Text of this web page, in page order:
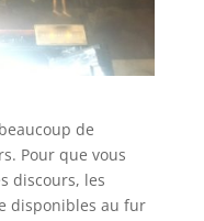
de
Pour que vous
discours, les
disponibles au fur